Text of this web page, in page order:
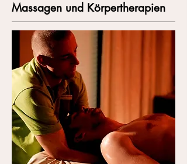
Massagen und Körpertherapien